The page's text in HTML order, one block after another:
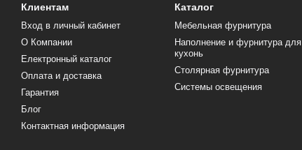
Клиентам
Вход в личный кабинет
О Компании
Електронный каталог
Оплата и доставка
Гарантия
Блог
Контактная информация
Каталог
Мебельная фурнитура
Наполнение и фурнитура для
кухонь
Столярная фурнитура
Системы освещения